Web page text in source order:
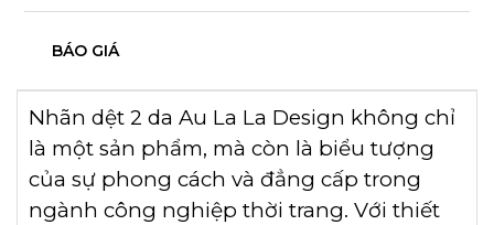
BÁO GIÁ
Nhãn dệt 2 da Au La La Design không chỉ
là một sản phẩm, mà còn là biểu tượng
của sự phong cách và đẳng cấp trong
ngành công nghiệp thời trang. Với thiết